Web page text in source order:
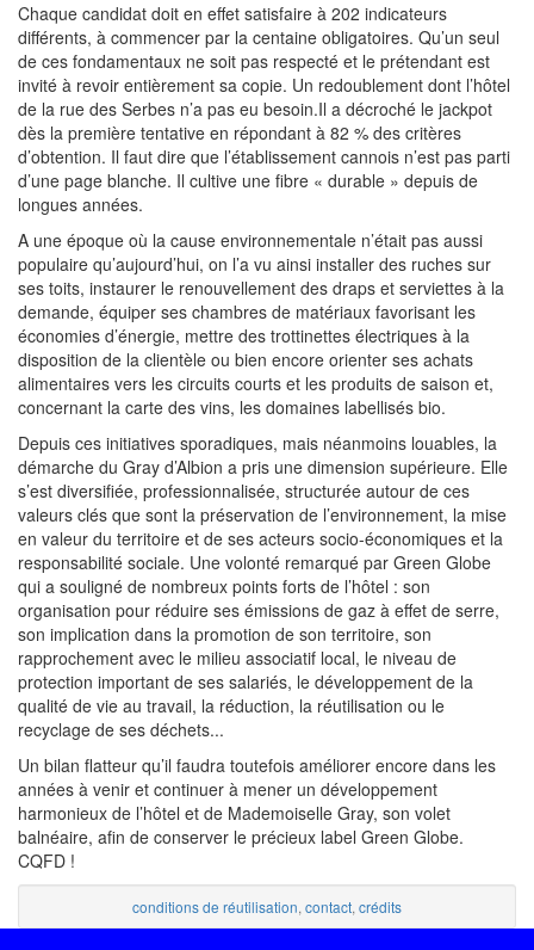
Chaque candidat doit en effet satisfaire à 202 indicateurs
différents, à commencer par la centaine obligatoires. Qu’un seul
de ces fondamentaux ne soit pas respecté et le prétendant est
invité à revoir entièrement sa copie. Un redoublement dont l’hôtel
de la rue des Serbes n’a pas eu besoin.Il a décroché le jackpot
dès la première tentative en répondant à 82 % des critères
d’obtention. Il faut dire que l’établissement cannois n’est pas parti
d’une page blanche. Il cultive une fibre « durable » depuis de
longues années.
A une époque où la cause environnementale n’était pas aussi
populaire qu’aujourd’hui, on l’a vu ainsi installer des ruches sur
ses toits, instaurer le renouvellement des draps et serviettes à la
demande, équiper ses chambres de matériaux favorisant les
économies d’énergie, mettre des trottinettes électriques à la
disposition de la clientèle ou bien encore orienter ses achats
alimentaires vers les circuits courts et les produits de saison et,
concernant la carte des vins, les domaines labellisés bio.
Depuis ces initiatives sporadiques, mais néanmoins louables, la
démarche du Gray d’Albion a pris une dimension supérieure. Elle
s’est diversifiée, professionnalisée, structurée autour de ces
valeurs clés que sont la préservation de l’environnement, la mise
en valeur du territoire et de ses acteurs socio-économiques et la
responsabilité sociale. Une volonté remarqué par Green Globe
qui a souligné de nombreux points forts de l’hôtel : son
organisation pour réduire ses émissions de gaz à effet de serre,
son implication dans la promotion de son territoire, son
rapprochement avec le milieu associatif local, le niveau de
protection important de ses salariés, le développement de la
qualité de vie au travail, la réduction, la réutilisation ou le
recyclage de ses déchets...
Un bilan flatteur qu’il faudra toutefois améliorer encore dans les
années à venir et continuer à mener un développement
harmonieux de l’hôtel et de Mademoiselle Gray, son volet
balnéaire, afin de conserver le précieux label Green Globe.
CQFD !
conditions de réutilisation, contact, crédits